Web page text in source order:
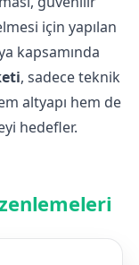
için yapılan
kapsamında
, sadece teknik
altyapı hem de
hedefler.